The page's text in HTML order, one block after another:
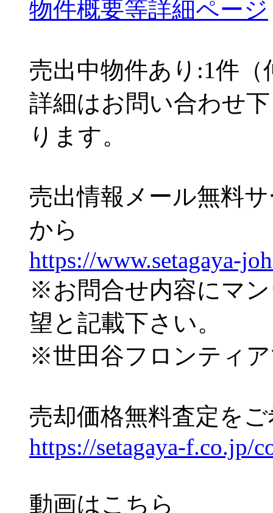
物件概要等詳細ページ
売出中物件あり:1件（
詳細はお問い合わせ
ります。
売出情報メール無料
から
https://www.setagaya-
※お問合せ内容にマ
望と記載下さい。
※世田谷フロンティ
売却価格無料査定を
https://setagaya-f.co.jp/
動画はこちら